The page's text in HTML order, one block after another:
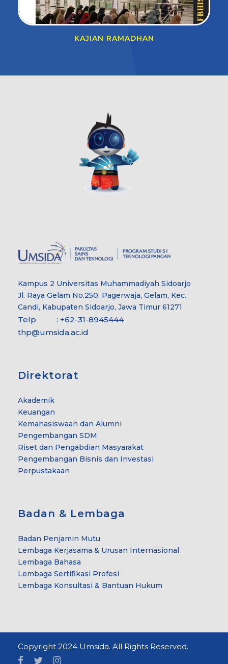
KAJIAN RAMADHAN
Kampus 2 Universitas Muhammadiyah Sidoarjo
Jl. Raya Gelam No.250, Pagerwaja, Gelam, Kec.
Candi, Kabupaten Sidoarjo, Jawa Timur 61271
Telp : +62-31-8945444
thp@umsida.ac.id
Direktorat
Akademik
Keuangan
Kemahasiswaan dan Alumni
Pengembangan SDM
Riset dan Pengabdian Masyarakat
Pengembangan Bisnis dan Investasi
Perpustakaan
Badan & Lembaga
Badan Penjamin Mutu
Lembaga Kerjasama & Urusan Internasional
Lembaga Bahasa
Lembaga Sertifikasi Profesi
Lembaga Konsultasi & Bantuan Hukum
Copyright 2024 Umsida. All Rights Reserved.